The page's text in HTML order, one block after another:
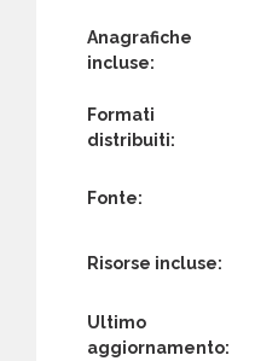
Anagrafiche
incluse:
Formati
distribuiti:
Fonte:
Risorse incluse:
Ultimo
aggiornamento: